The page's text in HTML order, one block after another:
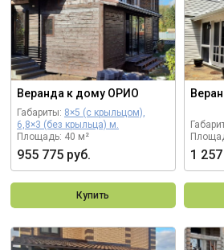
Веранда к дому ОРИО
Габариты: 8×5 (с крыльцом),
6,8×3 (без крыльца) м.
Площадь: 40 м²
955 775 руб.
Купить
1